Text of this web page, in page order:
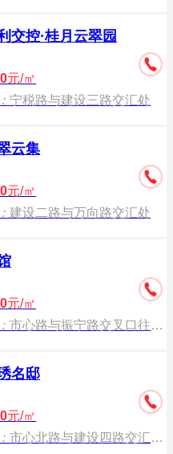
交控·桂月云翠园
元/㎡
宁税路与建设三路交汇处
云集
元/㎡
建设二路与万向路交汇处
元/㎡
市心路与振宁路交叉口往东300米
名邸
元/㎡
市心北路与建设四路交汇处东北侧